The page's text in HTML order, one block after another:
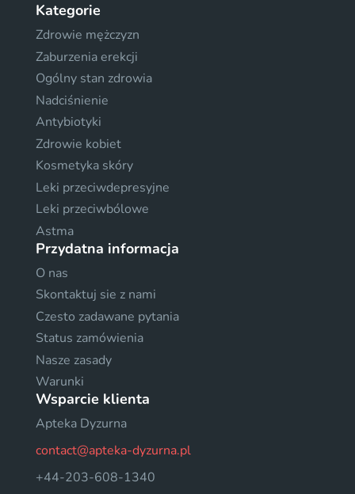
Kategorie
Zdrowie mężczyzn
Zaburzenia erekcji
Ogólny stan zdrowia
Nadciśnienie
Antybiotyki
Zdrowie kobiet
Kosmetyka skóry
Leki przeciwdepresyjne
Leki przeciwbólowe
Astma
Przydatna informacja
O nas
Skontaktuj sie z nami
Czesto zadawane pytania
Status zamówienia
Nasze zasady
Warunki
Wsparcie klienta
Apteka Dyzurna
contact@apteka-dyzurna.pl
+44-203-608-1340